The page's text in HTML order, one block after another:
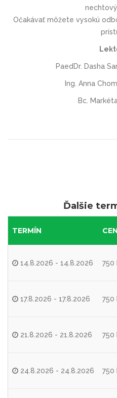
Očakávať môžete vysokú
PaedDr. Dasha
Ing. Anna
Bc.
Ďalšie
TERMÍN
14.8.2026 - 14.8.2026 750
17.8.2026 - 17.8.2026 750
21.8.2026 - 21.8.2026 750
24.8.2026 - 24.8.2026 750